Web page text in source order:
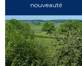
nouveauté